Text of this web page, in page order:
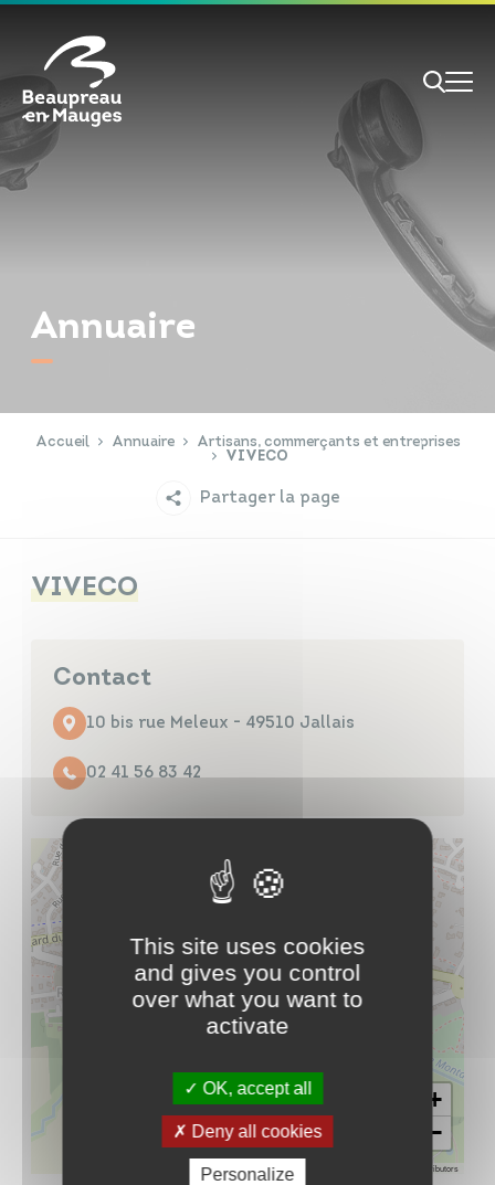
RECHERCHE
Annuaire
Accueil Annuaire
Artisans, commerçants et entreprises
VIVECO
Partager la page
VIVECO
Contact
10 bis rue Meleux - 49510 Jallais
02 41 56 83 42
+
−
contributors
Annuaires
Cookies management panel
This site uses cookies
and gives you control
over what you want to
activate
OK, accept all
Deny all cookies
Personalize